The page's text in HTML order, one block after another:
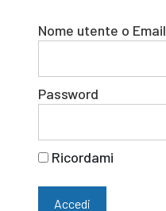
Nome utente o Email
Password
Ricordami